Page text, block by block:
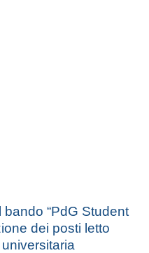
“PdG Student
dei posti letto